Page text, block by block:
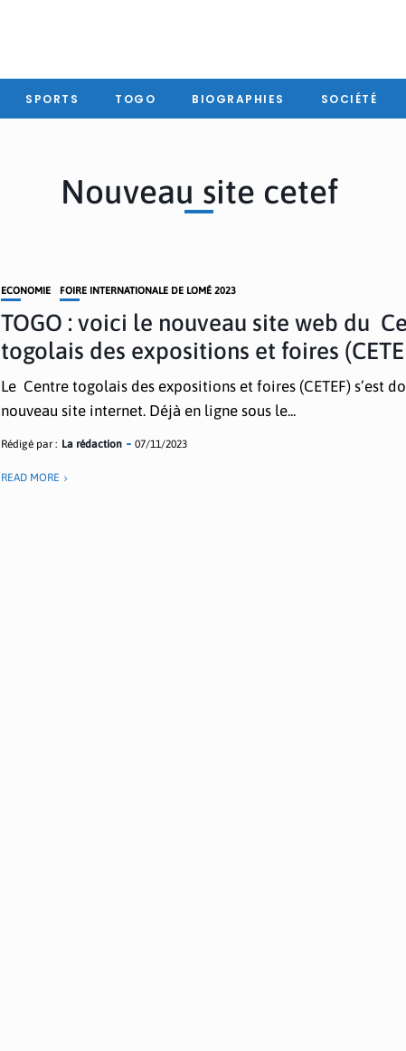
SPORTS TOGO BIOGRAPHIES SOCIÉTÉ
Nouveau site cetef
ECONOMIE FOIRE INTERNATIONALE DE LOMÉ 2023
TOGO : voici le nouveau site web du
togolais des expositions et foires
Le Centre togolais des expositions et foires (CETEF) s’est
nouveau site internet. Déjà en ligne sous le...
Rédigé par : La rédaction 07/11/2023
READ MORE